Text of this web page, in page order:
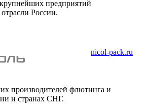
предприятий
России.
nicol-pack.ru
производителей флютинга и
и странах СНГ.